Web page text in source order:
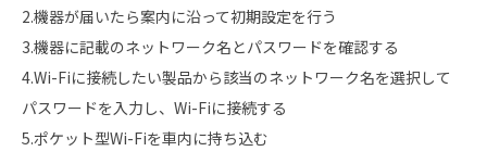
2.機器が届いたら案内に沿って初期設定を行う
3.機器に記載のネットワーク名とパスワードを確認する
4.Wi-Fiに接続したい製品から該当のネットワーク名を選択して
パスワードを入力し、Wi-Fiに接続する
5.ポケット型Wi-Fiを車内に持ち込む